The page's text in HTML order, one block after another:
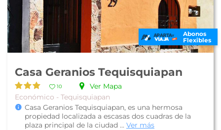
Abonos
Flexibles
Casa Geranios Tequisquiapan
10
Ver Mapa
Económico - Tequisquiapan
Casa Geranios Tequisquiapan, es una hermosa
propiedad localizada a escasas dos cuadras de la
plaza principal de la ciudad ... Ver más